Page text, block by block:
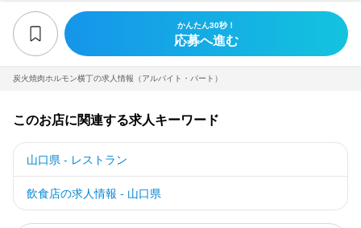
炭火焼肉ホルモン横丁の求人情報（アルバイト・パート）
かんたん30秒！
応募へ進む
このお店に関連する求人キーワード
山口県 - レストラン
飲食店の求人情報 - 山口県